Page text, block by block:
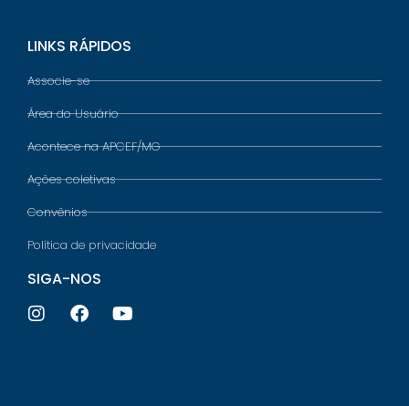
LINKS RÁPIDOS
Associe-se
Área do Usuário
Acontece na APCEF/MG
Ações coletivas
Convênios
Política de privacidade
SIGA-NOS